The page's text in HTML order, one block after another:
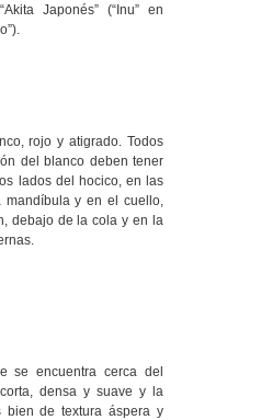
Japonés” (“Inu” en
rojo y atigrado. Todos
del blanco deben tener
lados del hocico, en las
y en el cuello,
debajo de la cola y en la
se encuentra cerca del
densa y suave y la
bien de textura áspera y